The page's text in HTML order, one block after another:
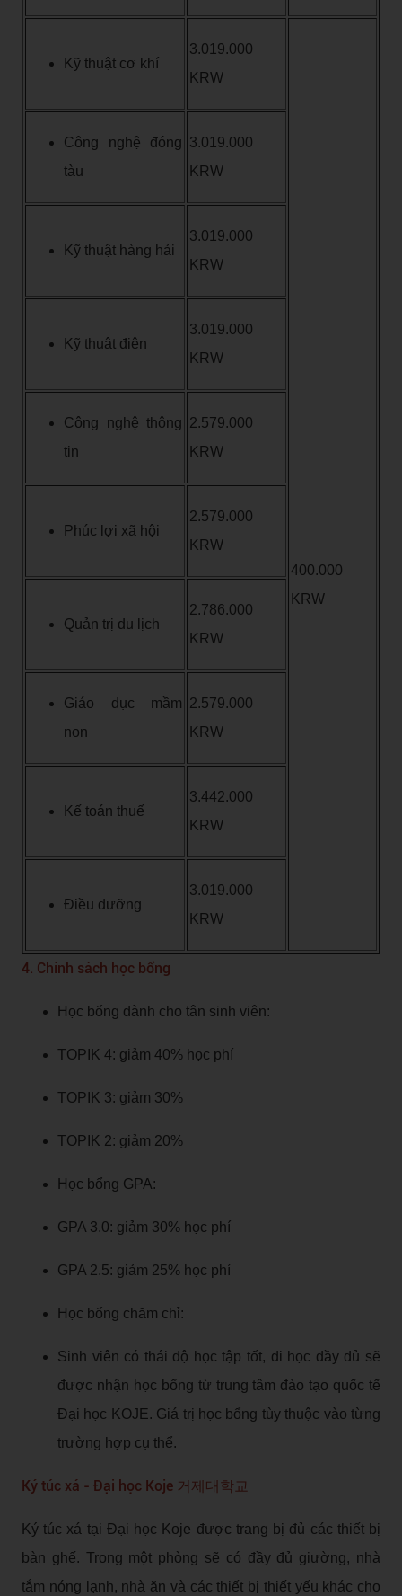
Kỹ thuật cơ khí
3.019.000
KRW
400.000
KRW
Công nghệ đóng
tàu
3.019.000
KRW
Kỹ thuật hàng hải
3.019.000
KRW
Kỹ thuật điện
3.019.000
KRW
Công nghệ thông
tin
2.579.000
KRW
Phúc lợi xã hội
2.579.000
KRW
Quản trị du lịch
2.786.000
KRW
Giáo dục mầm
non
2.579.000
KRW
Kế toán thuế
3.442.000
KRW
Điều dưỡng
3.019.000
KRW
4. Chính sách học bổng
Học bổng dành cho tân sinh viên:
TOPIK 4: giảm 40% học phí
TOPIK 3: giảm 30%
TOPIK 2: giảm 20%
Học bổng GPA:
GPA 3.0: giảm 30% học phí
GPA 2.5: giảm 25% học phí
Học bổng chăm chỉ:
Sinh viên có thái độ học tập tốt, đi học đầy đủ sẽ
được nhận học bổng từ trung tâm đào tạo quốc tế
Đại học KOJE. Giá trị học bổng tùy thuộc vào từng
trường hợp cụ thể.
Ký túc xá - Đại học Koje 거제대학교
Ký túc xá tại Đại học Koje được trang bị đủ các thiết bị
bàn ghế. Trong một phòng sẽ có đầy đủ giường, nhà
tắm nóng lạnh, nhà ăn và các thiết bị thiết yếu khác cho